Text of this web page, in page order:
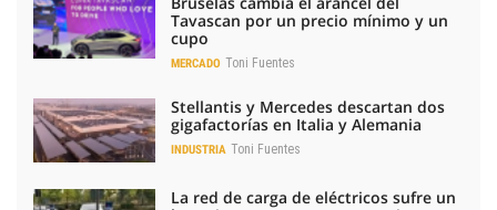
Tavascan por un precio mínimo y un
cupo
MERCADO Toni Fuentes
Stellantis y Mercedes descartan dos
gigafactorías en Italia y Alemania
INDUSTRIA Toni Fuentes
La red de carga de eléctricos sufre un